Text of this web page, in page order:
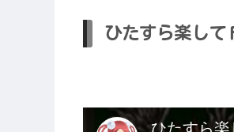
ひたすら楽し